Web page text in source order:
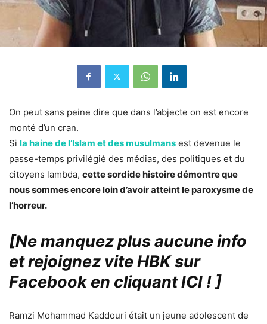
On peut sans peine dire que dans l’abjecte on est encore
monté d’un cran.
Si la haine de l’Islam et des musulmans est devenue le
passe-temps privilégié des médias, des politiques et du
citoyens lambda, cette sordide histoire démontre que
nous sommes encore loin d’avoir atteint le paroxysme de
l’horreur.
[Ne manquez plus aucune info
et rejoignez vite HBK sur
Facebook en cliquant ICI !]
Ramzi Mohammad Kaddouri était un jeune adolescent de